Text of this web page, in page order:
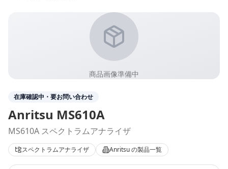
商品画像準備中
在庫確認中・要お問い合わせ
Anritsu MS610A
MS610A スペクトラムアナライザ
スペクトラムアナライザ Anritsuの製品一覧